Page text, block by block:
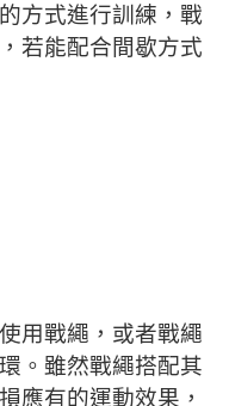
方式進行訓練，戰
若能配合間歇方式
用戰繩，或者戰繩
。雖然戰繩搭配其
應有的運動效果，